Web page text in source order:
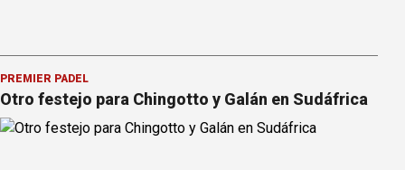
PREMIER PÁDEL
Otro festejo para Chingotto y Galán en Sudáfrica